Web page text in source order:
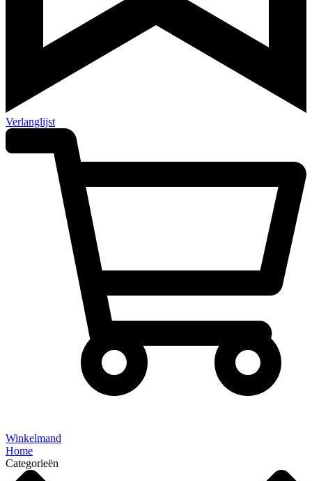
Verlanglijst
Winkelmand
Home
Categorieën